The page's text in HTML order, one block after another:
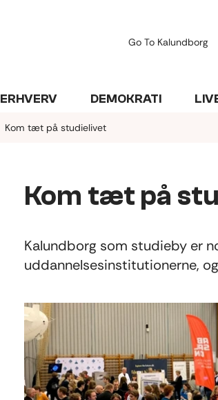
Go To Kalundborg
ERHVERV DEMOKRATI
Kom tæt på studielivet
Kom tæt på
Kalundborg som studieby er
uddannelsesinstitutionerne,